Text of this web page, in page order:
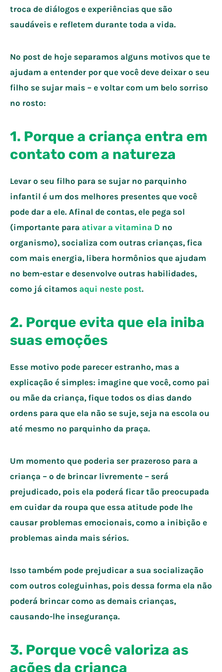
troca de diálogos e experiências que são
saudáveis e refletem durante toda a vida.
No post de hoje separamos alguns motivos que te
ajudam a entender por que você deve deixar o seu
filho se sujar mais – e voltar com um belo sorriso
no rosto:
1. Porque a criança entra em
contato com a natureza
Levar o seu filho para se sujar no parquinho
infantil é um dos melhores presentes que você
pode dar a ele. Afinal de contas, ele pega sol
(importante para ativar a vitamina D no
organismo), socializa com outras crianças, fica
com mais energia, libera hormônios que ajudam
no bem-estar e desenvolve outras habilidades,
como já citamos aqui neste post.
2. Porque evita que ela iniba
suas emoções
Esse motivo pode parecer estranho, mas a
explicação é simples: imagine que você, como pai
ou mãe da criança, fique todos os dias dando
ordens para que ela não se suje, seja na escola ou
até mesmo no parquinho da praça.
Um momento que poderia ser prazeroso para a
criança – o de brincar livremente – será
prejudicado, pois ela poderá ficar tão preocupada
em cuidar da roupa que essa atitude pode lhe
causar problemas emocionais, como a inibição e
problemas ainda mais sérios.
Isso também pode prejudicar a sua socialização
com outros coleguinhas, pois dessa forma ela não
poderá brincar como as demais crianças,
causando-lhe insegurança.
3. Porque você valoriza as
ações da criança